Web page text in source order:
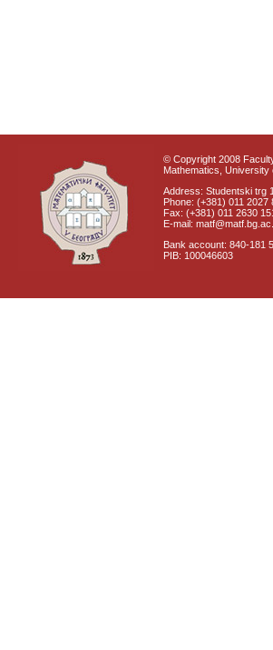
© Copyright 2008
Mathematics, University
Address: Studentski trg
Phone: (+381) 011 2027
Fax: (+381) 011 2630
E-mail:
Bank account: 840-181
PIB: 100046603